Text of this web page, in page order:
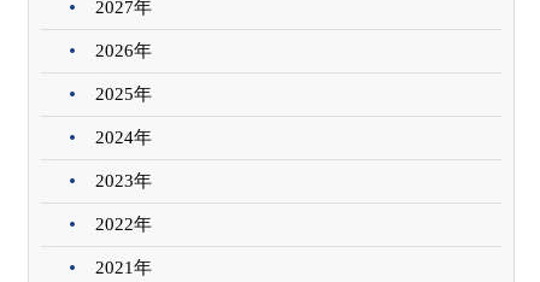
2027年
2026年
2025年
2024年
2023年
2022年
2021年